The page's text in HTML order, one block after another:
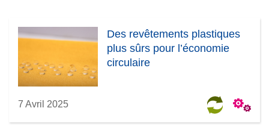
Des revêtements plastiques
plus sûrs pour l’économie
circulaire
7 Avril 2025